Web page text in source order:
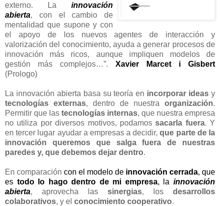
externo. La innovación
abierta, con el cambio de
mentalidad que supone y con
el apoyo de los nuevos agentes de interacción y
valorización del conocimiento, ayuda a generar procesos de
innovación más ricos, aunque impliquen modelos de
gestión más complejos…”. Xavier Marcet i Gisbert
(Prologo)
La innovación abierta basa su teoría en incorporar ideas y
tecnologías externas, dentro de nuestra organización.
Permitir que las tecnologías internas, que nuestra empresa
no utiliza por diversos motivos, podamossacarla fuera. Y
en tercer lugar ayudar a empresas a decidir,que parte de la
innovación queremos que salga fuera de nuestras
paredes y, que debemos dejar dentro.
En comparación con el modelo de innovación cerrada, que
es todo lo hago dentro de mi empresa, lainnovación
abierta, aprovecha las sinergias, los desarrollos
colaborativos, y el conocimiento cooperativo.